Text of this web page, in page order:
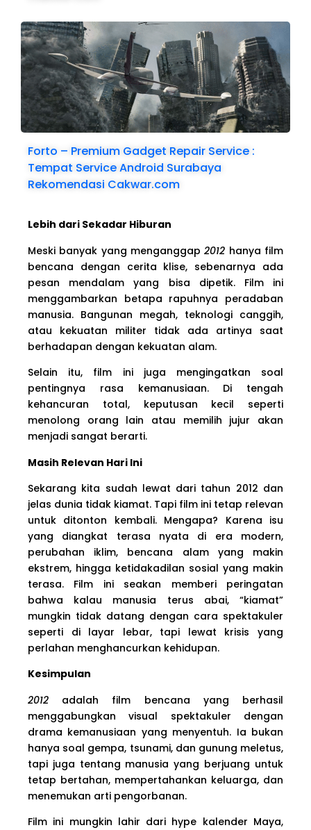
Forto – Premium Gadget Repair Service :
Tempat Service Android Surabaya
Rekomendasi Cakwar.com
Lebih dari Sekadar Hiburan
Meski banyak yang menganggap2012 hanya film
bencana dengan cerita klise, sebenarnya ada
pesan mendalam yang bisa dipetik. Film ini
menggambarkan betapa rapuhnya peradaban
manusia. Bangunan megah, teknologi canggih,
atau kekuatan militer tidak ada artinya saat
berhadapan dengan kekuatan alam.
Selain itu, film ini juga mengingatkan soal
pentingnya rasa kemanusiaan. Di tengah
kehancuran total, keputusan kecil seperti
menolong orang lain atau memilih jujur akan
menjadi sangat berarti.
Masih Relevan Hari Ini
Sekarang kita sudah lewat dari tahun 2012 dan
jelas dunia tidak kiamat. Tapi film ini tetap relevan
untuk ditonton kembali. Mengapa? Karena isu
yang diangkat terasa nyata di era modern,
perubahan iklim, bencana alam yang makin
ekstrem, hingga ketidakadilan sosial yang makin
terasa. Film ini seakan memberi peringatan
bahwa kalau manusia terus abai, “kiamat”
mungkin tidak datang dengan cara spektakuler
seperti di layar lebar, tapi lewat krisis yang
perlahan menghancurkan kehidupan.
Kesimpulan
2012 adalah film bencana yang berhasil
menggabungkan visual spektakuler dengan
drama kemanusiaan yang menyentuh. Ia bukan
hanya soal gempa, tsunami, dan gunung meletus,
tapi juga tentang manusia yang berjuang untuk
tetap bertahan, mempertahankan keluarga, dan
menemukan arti pengorbanan.
Film ini mungkin lahir dari hype kalender Maya,